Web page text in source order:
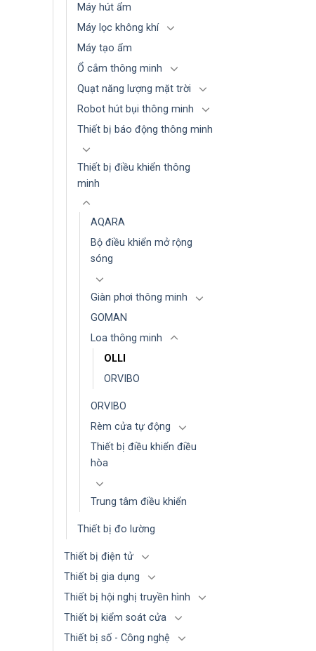
Máy hút ẩm
Máy lọc không khí
Máy tạo ẩm
Ổ cắm thông minh
Quạt năng lượng mặt trời
Robot hút bụi thông minh
Thiết bị báo động thông minh
Thiết bị điều khiển thông
minh
AQARA
Bộ điều khiển mở rộng
sóng
Giàn phơi thông minh
GOMAN
Loa thông minh
OLLI
ORVIBO
ORVIBO
Rèm cửa tự động
Thiết bị điều khiển điều
hòa
Trung tâm điều khiển
Thiết bị đo lường
Thiết bị điện tử
Thiết bị gia dụng
Thiết bị hội nghị truyền hình
Thiết bị kiểm soát cửa
Thiết bị số - Công nghệ